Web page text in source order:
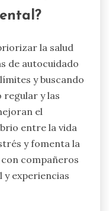
la salud
de autocuidado
y buscando
regular y las
el
entre la vida
y fomenta la
compañeros
experiencias